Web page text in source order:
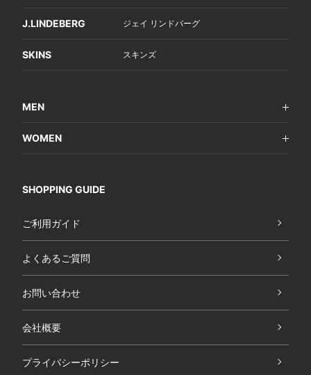
J.LINDEBERG ジェイ リンドバーグ
SKINS スキンズ
MEN
WOMEN
SHOPPING GUIDE
ご利用ガイド
よくあるご質問
お問い合わせ
会社概要
プライバシーポリシー